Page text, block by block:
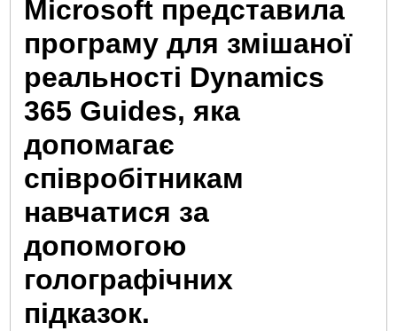
Microsoft представила
програму для змішаної
реальності Dynamics
365 Guides, яка
допомагає
співробітникам
навчатися за
допомогою
голографічних
підказок.